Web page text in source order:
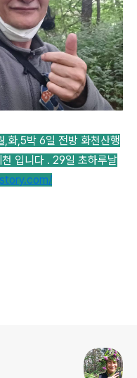
,화,5박 6일 전방 화천산행
입니다 . 29일 초하루날